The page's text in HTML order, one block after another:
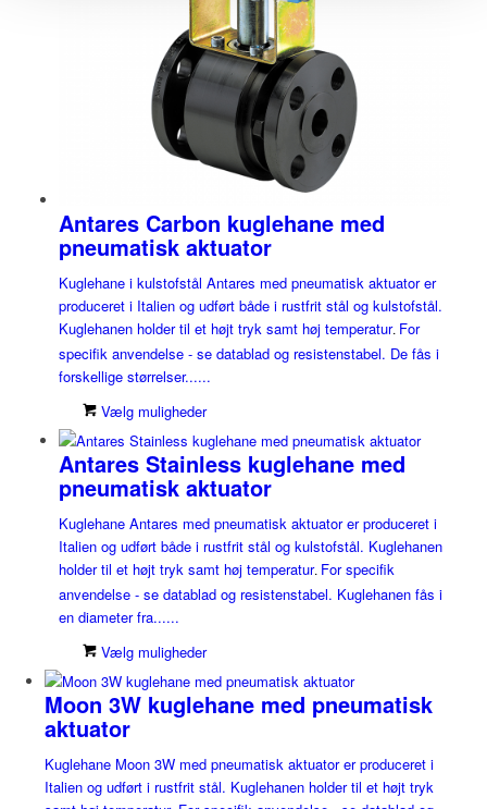
Antares Carbon kuglehane med
pneumatisk aktuator
Kuglehane i kulstofstål Antares med pneumatisk aktuator er
produceret i Italien og udført både i rustfrit stål og kulstofstål.
Kuglehanen holder til et højt tryk samt høj temperatur. For
specifik anvendelse - se datablad og resistenstabel. De fås i
forskellige størrelser......
Vælg muligheder
Antares Stainless kuglehane med
pneumatisk aktuator
Kuglehane Antares med pneumatisk aktuator er produceret i
Italien og udført både i rustfrit stål og kulstofstål. Kuglehanen
holder til et højt tryk samt høj temperatur. For specifik
anvendelse - se datablad og resistenstabel. Kuglehanen fås i
en diameter fra......
Vælg muligheder
Moon 3W kuglehane med pneumatisk
aktuator
Kuglehane Moon 3W med pneumatisk aktuator er produceret i
Italien og udført i rustfrit stål. Kuglehanen holder til et højt tryk